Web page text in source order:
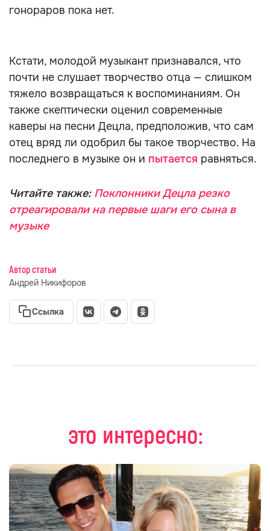
гонораров пока нет.
Кстати, молодой музыкант признавался, что
почти не слушает творчество отца — слишком
тяжело возвращаться к воспоминаниям. Он
также скептически оценил современные
каверы на песни Децла, предположив, что сам
отец вряд ли одобрил бы такое творчество. На
последнего в музыке он и пытается равняться.
Читайте также: Поклонники Децла резко
отреагировали на первые шаги его сына в
музыке
Автор статьи
Андрей Никифоров
Ссылка
это интересно: